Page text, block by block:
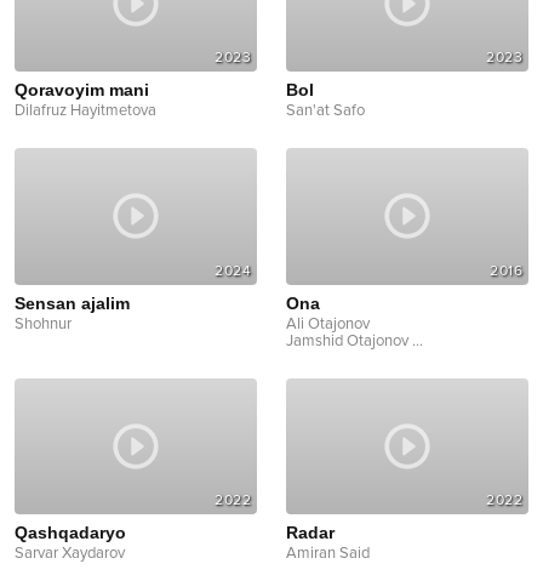
2023
Qoravoyim mani
Dilafruz Hayitmetova
2023
Bol
San'at Safo
2024
Sensan ajalim
Shohnur
2016
Ona
Ali Otajonov
Jamshid Otajonov ...
2022
Qashqadaryo
Sarvar Xaydarov
2022
Radar
Amiran Said